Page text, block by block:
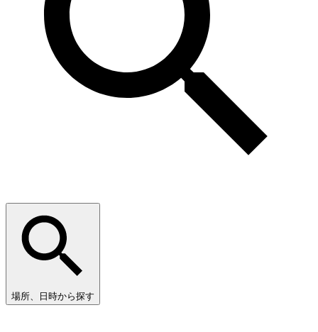
場所、日時から探す